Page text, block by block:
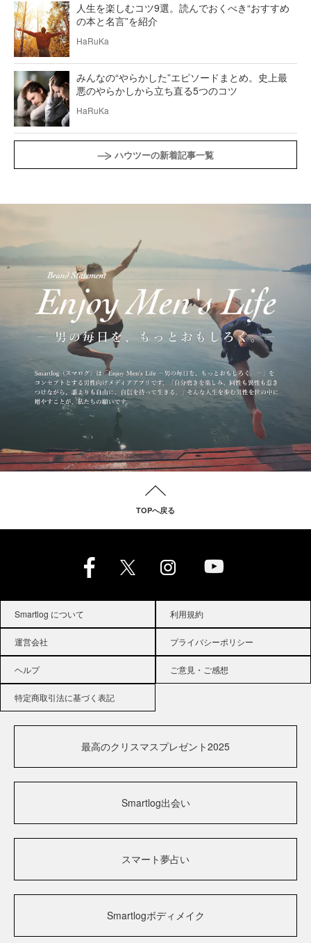
人生を楽しむコツ9選。読んでおくべき“おすすめ
の本と名言”を紹介
HaRuKa
みんなの“やらかした”エピソードまとめ。史上最
悪のやらかしから立ち直る5つのコツ
HaRuKa
ハウツーの新着記事一覧
TOPへ戻る
Smartlog について 利用規約
運営会社 プライバシーポリシー
ヘルプ ご意見・ご感想
特定商取引法に基づく表記
最高のクリスマスプレゼント2025
Smartlog出会い
スマート夢占い
Smartlogボディメイク